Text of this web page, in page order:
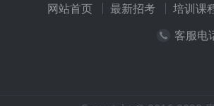
网站首页 最新招考
培训课
客服电